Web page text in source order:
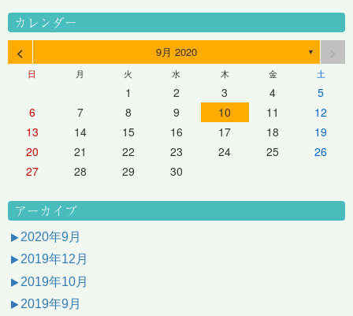
カレンダー
< 9月 2020 ▼
日 月 火 水 木 金 土
1 2 3 4
5
6
7 8 9 10 11
12
13
14 15 16 17 18
19
20
21 22 23 24 25
26
27
28 29 30
アーカイブ
2020年9月
2019年12月
2019年10月
2019年9月